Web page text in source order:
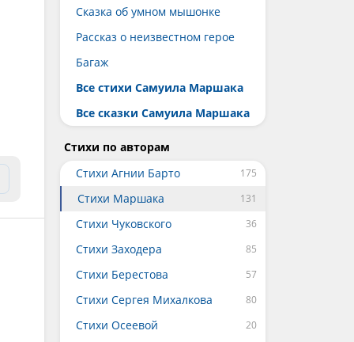
Сказка об умном мышонке
Рассказ о неизвестном герое
Багаж
Все стихи Самуила Маршака
Все сказки Самуила Маршака
Стихи по авторам
Стихи Агнии Барто
Стихи Маршака
Стихи Чуковского
Стихи Заходера
Стихи Берестова
Стихи Сергея Михалкова
Стихи Осеевой